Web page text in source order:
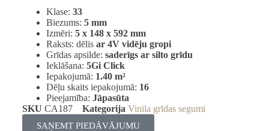
Klase: 33
Biezums: 5 mm
Izmēri: 5 x 148 x 592 mm
Raksts: dēlis ar 4V vidēju gropi
Grīdas apsilde: saderīgs ar silto grīdu
Ieklāšana: 5Gi Click
Iepakojumā: 1.40 m²
Dēļu skaits iepakojumā: 16
Pieejamība: Jāpasūta
SKU CA187 Kategorija Vinila grīdas segumi
SAŅEMT PIEDĀVĀJUMU